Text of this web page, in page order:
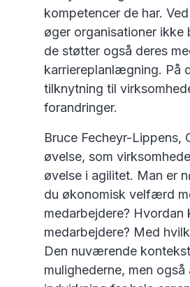
kompetencer de har.
øger organisationer
de støtter også deres
karriereplanlægning. På
tilknytning til
forandringer.
Bruce Fecheyr-Lippens,
øvelse, som
øvelse i agilitet. Man er
du økonomisk velfærd
medarbejdere?
medarbejdere? Med
Den nuværende
mulighederne, men